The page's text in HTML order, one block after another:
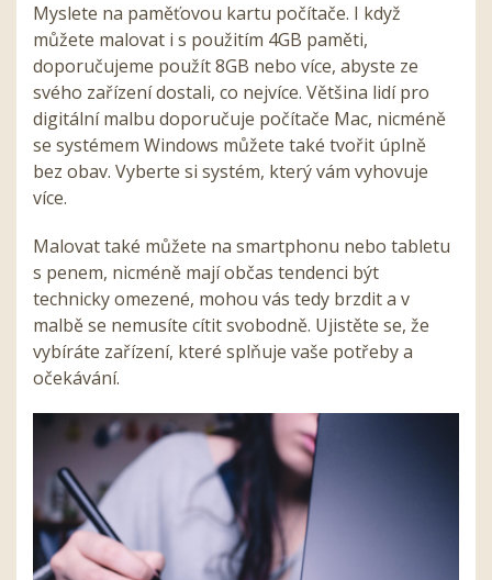
Myslete na paměťovou kartu počítače. I když
můžete malovat i s použitím 4GB paměti,
doporučujeme použít 8GB nebo více, abyste ze
svého zařízení dostali, co nejvíce. Většina lidí pro
digitální malbu doporučuje počítače Mac, nicméně
se systémem Windows můžete také tvořit úplně
bez obav. Vyberte si systém, který vám vyhovuje
více.
Malovat také můžete na smartphonu nebo tabletu
s penem, nicméně mají občas tendenci být
technicky omezené, mohou vás tedy brzdit a v
malbě se nemusíte cítit svobodně. Ujistěte se, že
vybíráte zařízení, které splňuje vaše potřeby a
očekávání.